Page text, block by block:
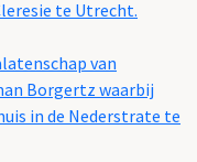
te Utrecht.
van
Borgertz waarbij
in de Nederstrate te